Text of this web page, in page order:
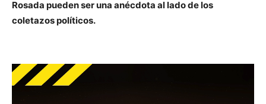
Rosada pueden ser una anécdota al lado de los
coletazos políticos.